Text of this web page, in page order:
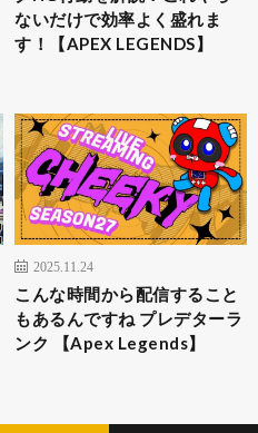
ないだけで効率よく盛れま
す！【APEX LEGENDS】
2025.11.24
こんな時間から配信すること
もあるんですね プレデターラ
ンク 【Apex Legends】